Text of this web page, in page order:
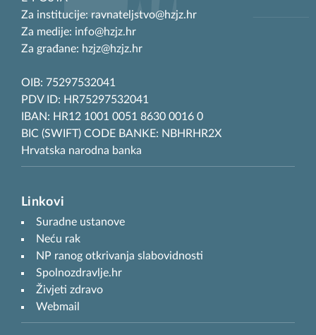
Za institucije: ravnateljstvo@hzjz.hr
Za medije: info@hzjz.hr
Za građane: hzjz@hzjz.hr
OIB: 75297532041
PDV ID: HR75297532041
IBAN: HR12 1001 0051 8630 0016 0
BIC (SWIFT) CODE BANKE: NBHRHR2X
Hrvatska narodna banka
Linkovi
Suradne ustanove
Neću rak
NP ranog otkrivanja slabovidnosti
Spolnozdravlje.hr
Živjeti zdravo
Webmail